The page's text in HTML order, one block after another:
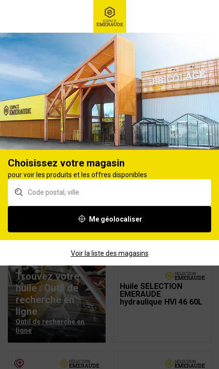
Ex : Robot tondeuse, ...
Huiles agricoles
HUILE HYDRAULIQUE
produits Affiner
Huile SELECTION
EMERAUDE
hydraulique HVI 46 25L
Huile SELECTION
EMERAUDE moteur
Trouvez votre
huile : Outil de
recherche en
ligne
Outil de recherche en
ligne
Huile SELECTION
EMERAUDE
hydraulique HVI 46 60L
Choisissez votre magasin
pour voir les produits et les offres disponibles
Me géolocaliser
Voir la liste des magasins